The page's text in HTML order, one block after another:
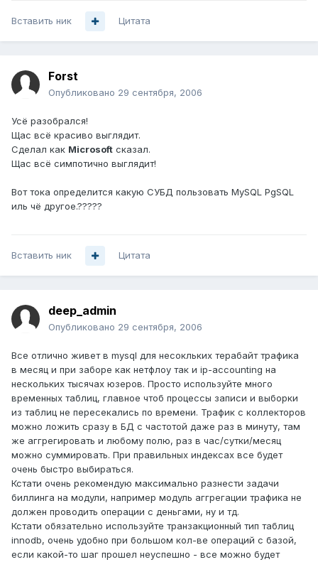
Вставить ник Цитата
Forst
Опубликовано 29 сентября, 2006
Усё разобрался!
Щас всё красиво выглядит.
Сделал как Microsoft сказал.
Щас всё симпотично выглядит!
Вот тока определится какую СУБД пользовать MySQL PgSQL
иль чё другое.?????
Вставить ник Цитата
deep_admin
Опубликовано 29 сентября, 2006
Все отлично живет в mysql для несокльких терабайт трафика
в месяц и при заборе как нетфлоу так и ip-accounting на
нескольких тысячах юзеров. Просто используйте много
временных таблиц, главное чтоб процессы записи и выборки
из таблиц не пересекались по времени. Трафик с коллекторов
можно ложить сразу в БД с частотой даже раз в минуту, там
же аггрегировать и любому полю, раз в час/сутки/месяц
можно суммировать. При правильных индексах все будет
очень быстро выбираться.
Кстати очень рекомендую максимально разнести задачи
биллинга на модули, например модуль аггрегации трафика не
должен проводить операции с деньгами, ну и тд.
Кстати обязательно используйте транзакционный тип таблиц
innodb, очень удобно при большом кол-ве операций с базой,
если какой-то шаг прошел неуспешно - все можно будет